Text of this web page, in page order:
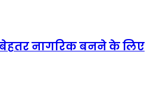
नागरिक बनने के लिए